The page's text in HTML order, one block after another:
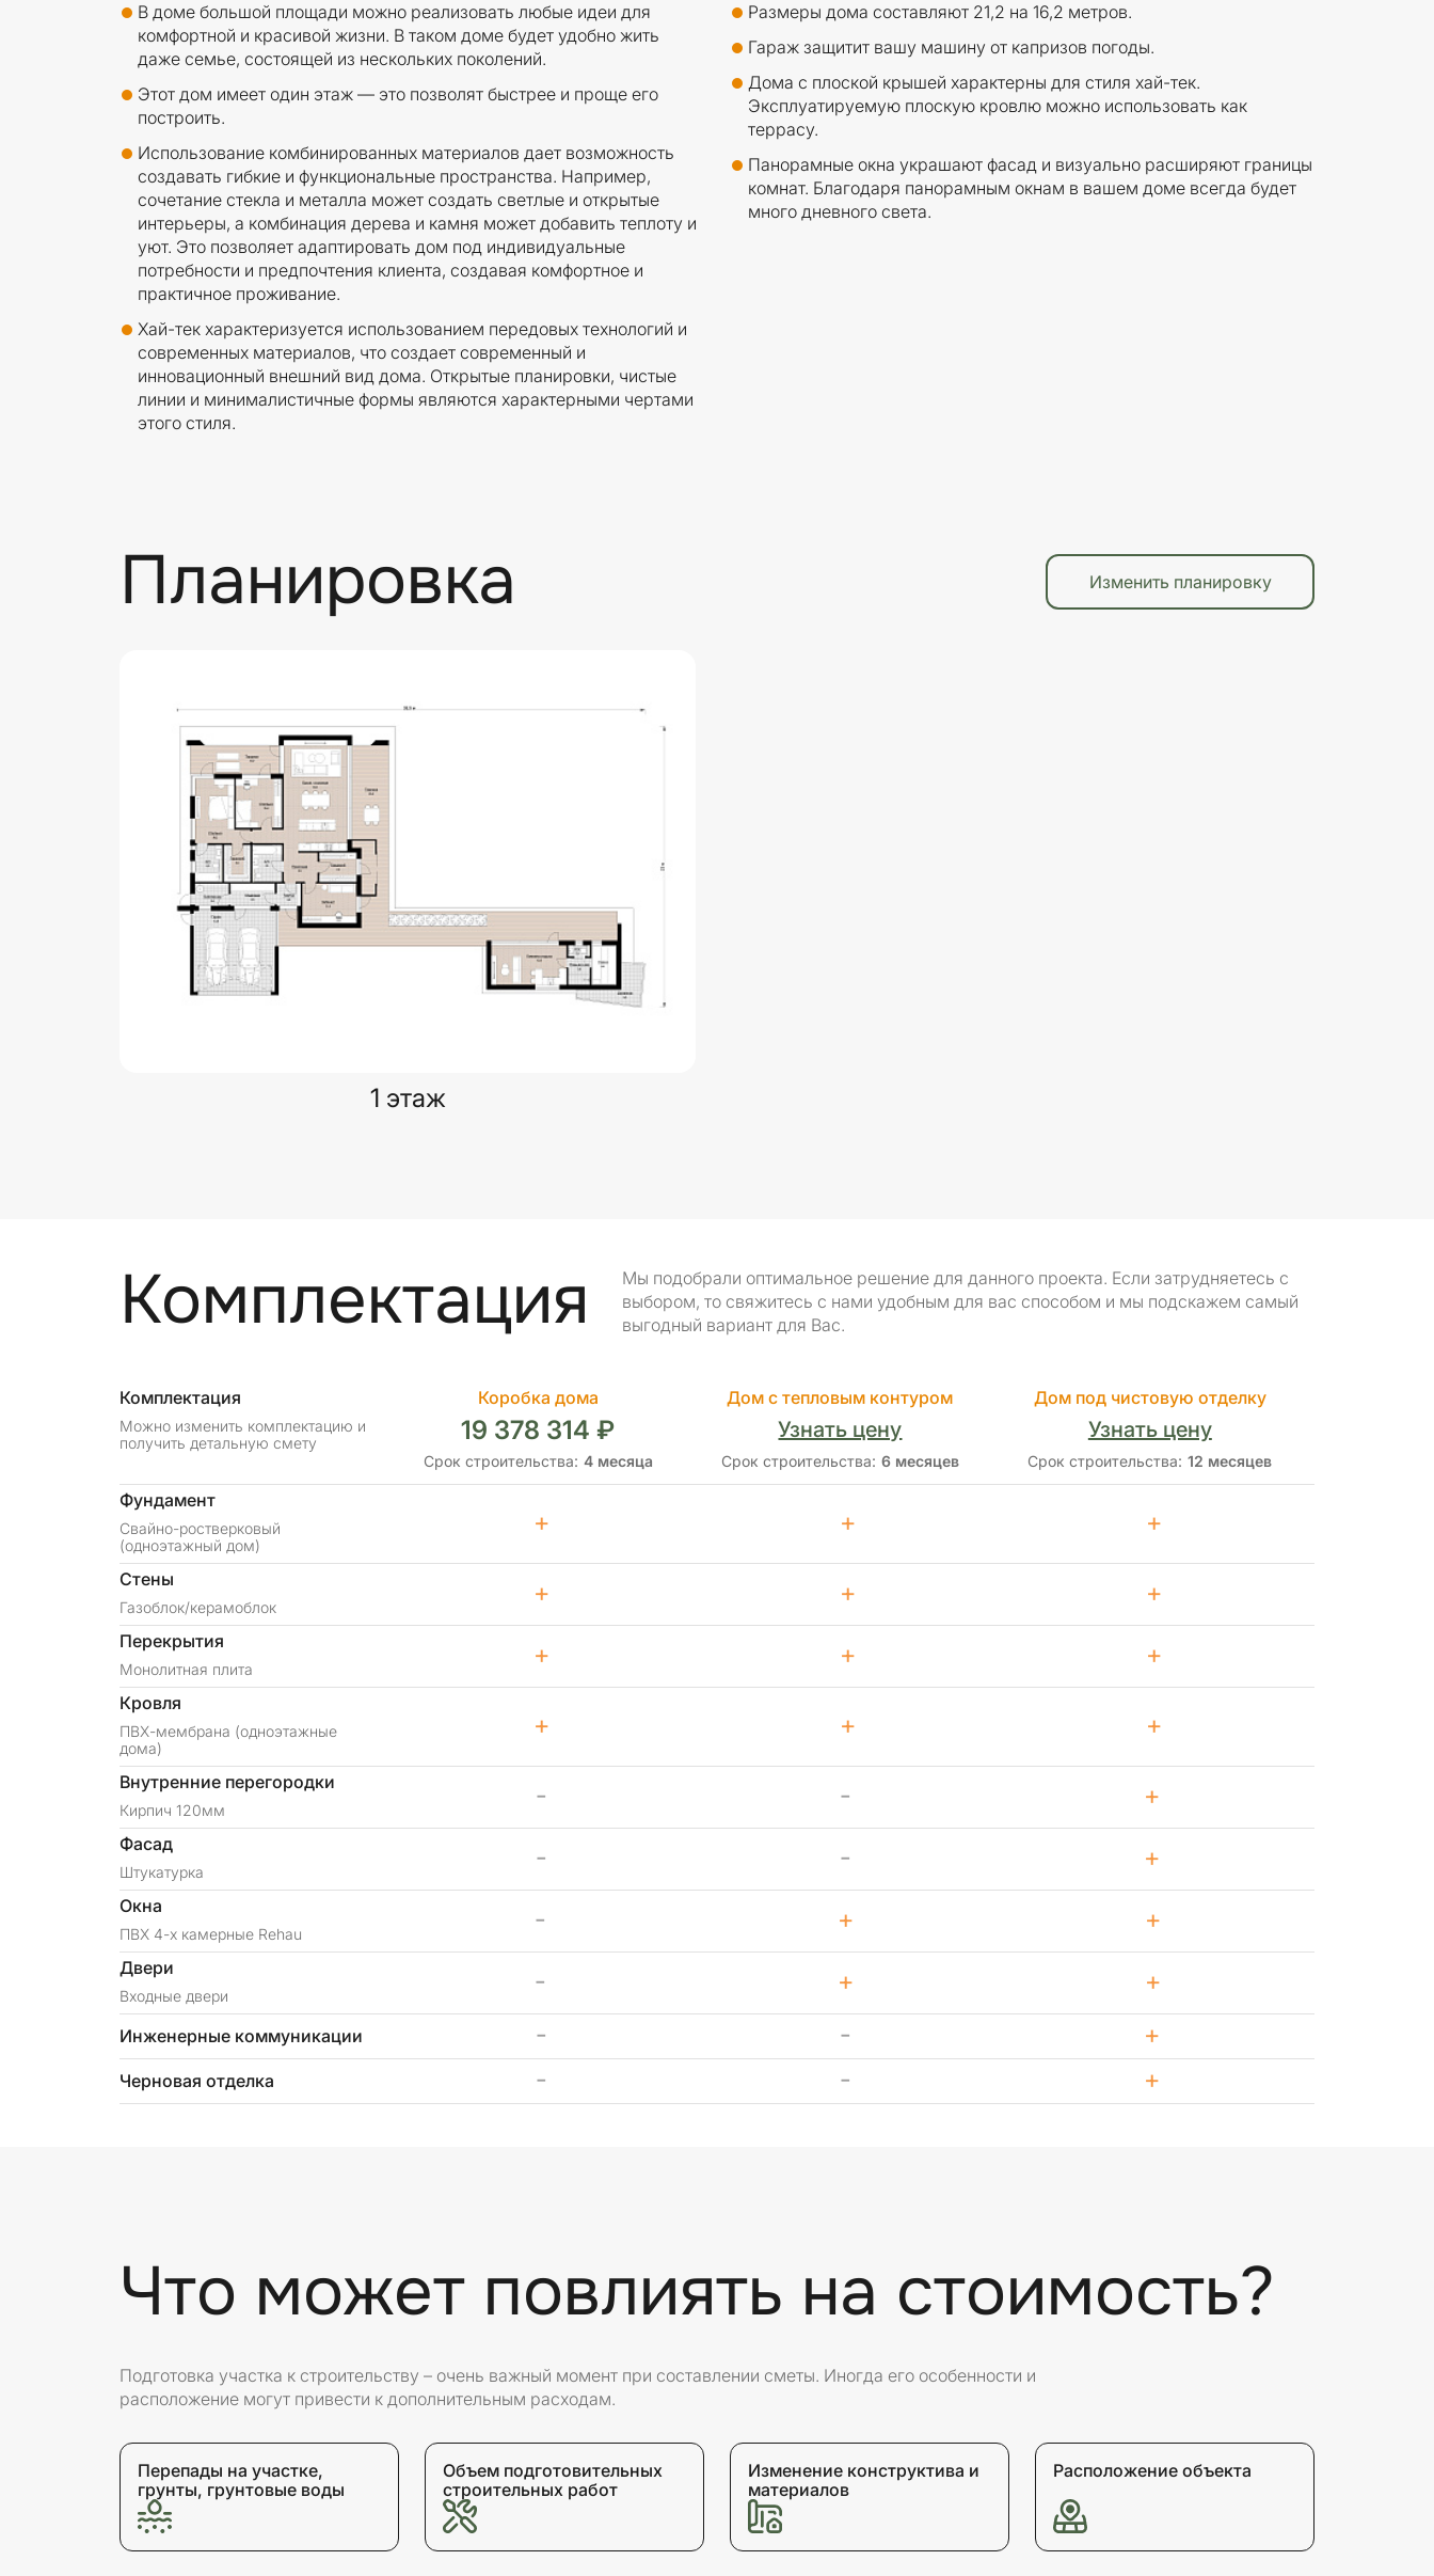
В доме большой площади можно реализовать любые идеи для
комфортной и красивой жизни. В таком доме будет удобно жить
даже семье, состоящей из нескольких поколений.
Этот дом имеет один этаж — это позволят быстрее и проще его
построить.
Использование комбинированных материалов дает возможность
создавать гибкие и функциональные пространства. Например,
сочетание стекла и металла может создать светлые и открытые
интерьеры, а комбинация дерева и камня может добавить теплоту и
уют. Это позволяет адаптировать дом под индивидуальные
потребности и предпочтения клиента, создавая комфортное и
практичное проживание.
Хай-тек характеризуется использованием передовых технологий и
современных материалов, что создает современный и
инновационный внешний вид дома. Открытые планировки, чистые
линии и минималистичные формы являются характерными чертами
этого стиля.
Размеры дома составляют 21,2 на 16,2 метров.
Гараж защитит вашу машину от капризов погоды.
Дома с плоской крышей характерны для стиля хай-тек.
Эксплуатируемую плоскую кровлю можно использовать как
террасу.
Панорамные окна украшают фасад и визуально расширяют границы
комнат. Благодаря панорамным окнам в вашем доме всегда будет
много дневного света.
Планировка Изменить планировку
1 этаж
Комплектация
Мы подобрали оптимальное решение для данного проекта. Если затрудняетесь с
выбором, то свяжитесь с нами удобным для вас способом и мы подскажем самый
выгодный вариант для Вас.
Комплектация
Можно изменить комплектацию и
получить детальную смету
Коробка дома
19 378 314 ₽
Срок строительства: 4 месяца
Дом с тепловым контуром
Узнать цену
Срок строительства: 6 месяцев
Дом под чистовую отделку
Узнать цену
Срок строительства: 12 месяцев
Фундамент
Свайно-ростверковый
(одноэтажный дом)
+ + +
Стены
Газоблок/керамоблок + + +
Перекрытия
Монолитная плита + + +
Кровля
ПВХ-мембрана (одноэтажные
дома)
+ + +
Внутренние перегородки
Кирпич 120мм - - +
Фасад
Штукатурка - - +
Окна
ПВХ 4-х камерные Rehau - + +
Двери
Входные двери - + +
Инженерные коммуникации - - +
Черновая отделка - - +
Что может повлиять на стоимость?
Подготовка участка к строительству – очень важный момент при составлении сметы. Иногда его особенности и
расположение могут привести к дополнительным расходам.
Перепады на участке,
грунты, грунтовые воды
Объем подготовительных
строительных работ
Изменение конструктива и
материалов
Расположение объекта